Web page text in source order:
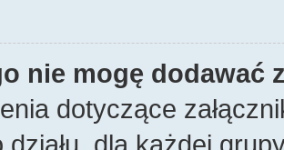
nie mogę dodawać
dotyczące
działu, dla każdej